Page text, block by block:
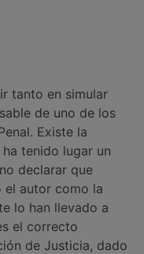
tanto en simular
de uno de los
Existe la
tenido lugar un
declarar que
el autor como la
lo han llevado a
el correcto
de Justicia, dado